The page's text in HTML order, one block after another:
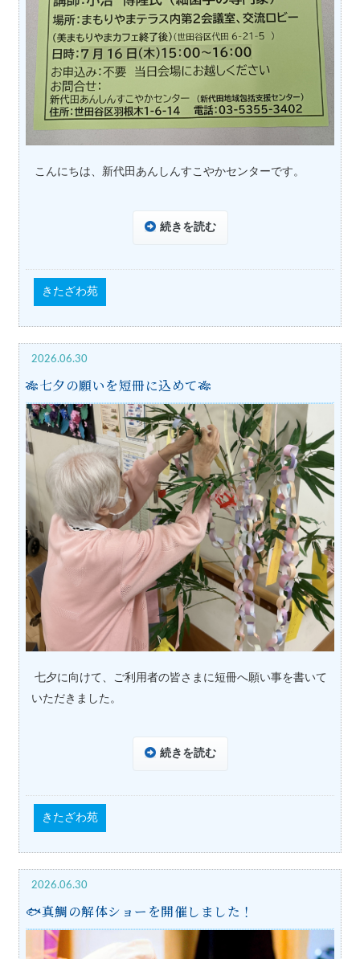
こんにちは、新代田あんしんすこやかセンターです。
続きを読む
きたざわ苑
2026.06.30
🎋七夕の願いを短冊に込めて🎋
七夕に向けて、ご利用者の皆さまに短冊へ願い事を書いて
いただきました。
続きを読む
きたざわ苑
2026.06.30
🐟真鯛の解体ショーを開催しました！